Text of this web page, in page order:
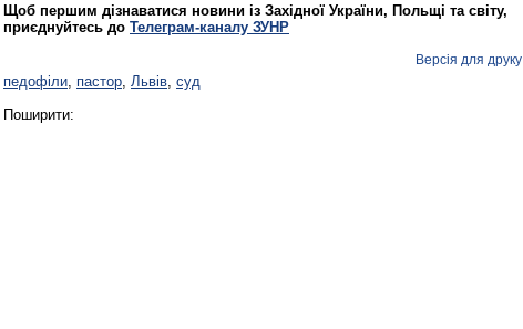
Щоб першим дізнаватися новини із Західної України, Польщі та світу,
приєднуйтесь до Телеграм-каналу ЗУНР
Версія для друку
педофіли, пастор, Львів, суд
Поширити: